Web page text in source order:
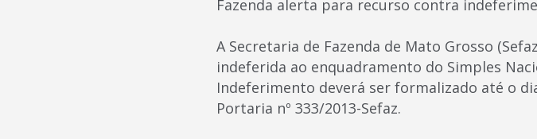
Fazenda alerta para recurso contra
A Secretaria de Fazenda de Mato Grosso
indeferida ao enquadramento do Simples
Indeferimento deverá ser formalizado até o
Portaria nº 333/2013-Sefaz.